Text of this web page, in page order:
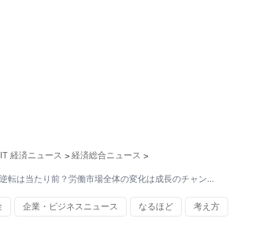
IT 経済ニュース > 経済総合ニュース >
転は当たり前？労働市場全体の変化は成長のチャン…
企業・ビジネスニュース なるほど 考え方